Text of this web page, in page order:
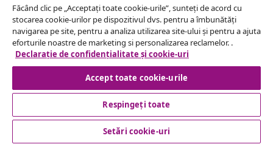
© 2008-2026 vidaXL www.vidaxl.ro este pagina de internet a
Făcând clic pe „Acceptați toate cookie-urile”, sunteți de acord cu
stocarea cookie-urilor pe dispozitivul dvs. pentru a îmbunătăți
navigarea pe site, pentru a analiza utilizarea site-ului și pentru a ajuta
eforturile noastre de marketing si personalizarea reclamelor. .
Declarație de confidențialitate și cookie-uri
Accept toate cookie-urile
Respingeți toate
Setări cookie-uri